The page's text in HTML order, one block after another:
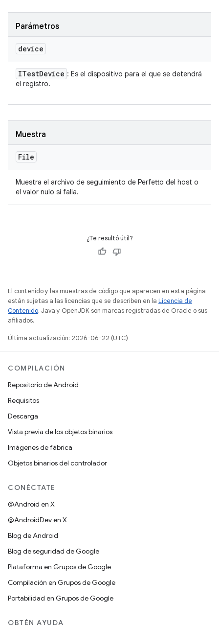
Parámetros
device
ITestDevice : Es el dispositivo para el que se detendrá
el registro.
Muestra
File
Muestra el archivo de seguimiento de Perfetto del host o
el valor nulo si falla.
¿Te resultó útil?
El contenido y las muestras de código que aparecen en esta página
están sujetas a las licencias que se describen en la Licencia de
Contenido. Java y OpenJDK son marcas registradas de Oracle o sus
afiliados.
Última actualización: 2026-06-22 (UTC)
COMPILACIÓN
Repositorio de Android
Requisitos
Descarga
Vista previa de los objetos binarios
Imágenes de fábrica
Objetos binarios del controlador
CONÉCTATE
@Android en X
@AndroidDev en X
Blog de Android
Blog de seguridad de Google
Plataforma en Grupos de Google
Compilación en Grupos de Google
Portabilidad en Grupos de Google
OBTÉN AYUDA